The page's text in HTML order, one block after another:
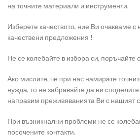
на точните материали и инструменти.
Изберете качеството, ние Ви очакваме
качествени предложения !
Не се колебайте в избора си, поръчайте
Ако мислите, че при нас намирате
нужда, то не забравяйте да ни
направим преживяванията Ви с нашият
При възникнални проблеми не се
посочените контакти.